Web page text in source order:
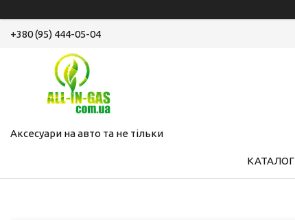
+380 (95) 444-05-04
Аксесуари на авто та не тільки
КАТАЛОГ